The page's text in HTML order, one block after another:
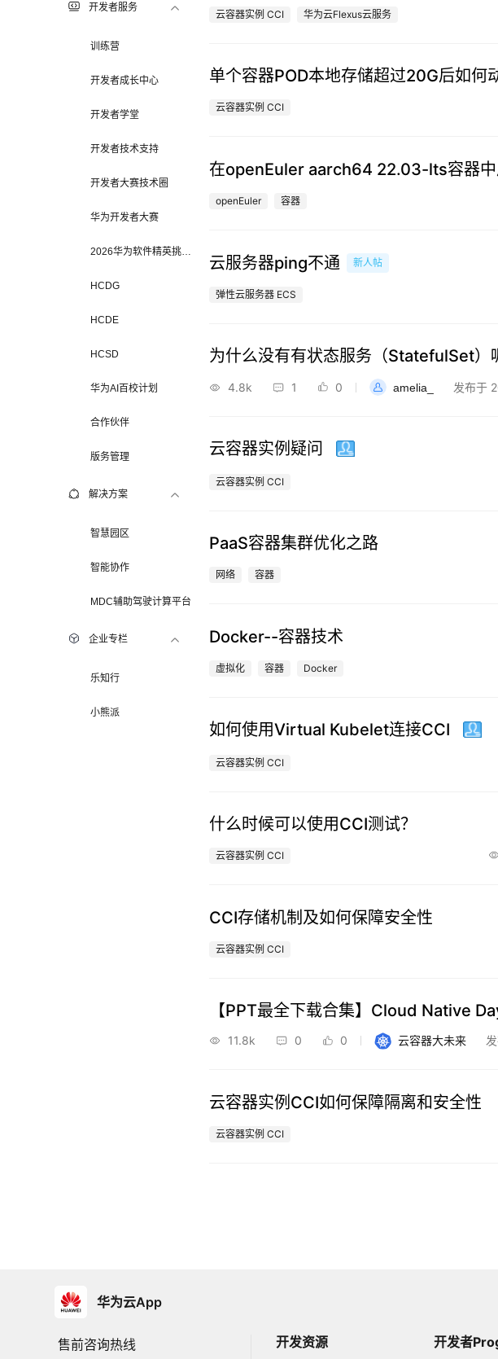
开发者服务
训练营
开发者成长中心
开发者学堂
开发者技术支持
开发者大赛技术圈
华为开发者大赛
2026华为软件精英挑战
HCDG
HCDE
HCSD
华为AI百校计划
合作伙伴
版务管理
解决方案
智慧园区
智能协作
MDC辅助驾驶计算平台
企业专栏
乐知行
小熊派
云容器实例 CCI 华为云Flexus云服务
单个容器POD本地存储超过20G后如何
云容器实例 CCI
在openEuler aarch64 22.03-lts容器
openEuler 容器
云服务器ping不通 新人帖
弹性云服务器 ECS
为什么没有有状态服务（StatefulSet）
4.8k 1 0 amelia_ 发布于
云容器实例疑问
云容器实例 CCI
PaaS容器集群优化之路
网络 容器
Docker--容器技术
虚拟化 容器 Docker
如何使用Virtual Kubelet连接CCI
云容器实例 CCI
什么时候可以使用CCI测试？
云容器实例 CCI
CCI存储机制及如何保障安全性
云容器实例 CCI
【PPT最全下载合集】Cloud Native
11.8k 0 0 云容器大未来
云容器实例CCI如何保障隔离和安全性
云容器实例 CCI
华为云App
售前咨询热线 开发资源 开发者